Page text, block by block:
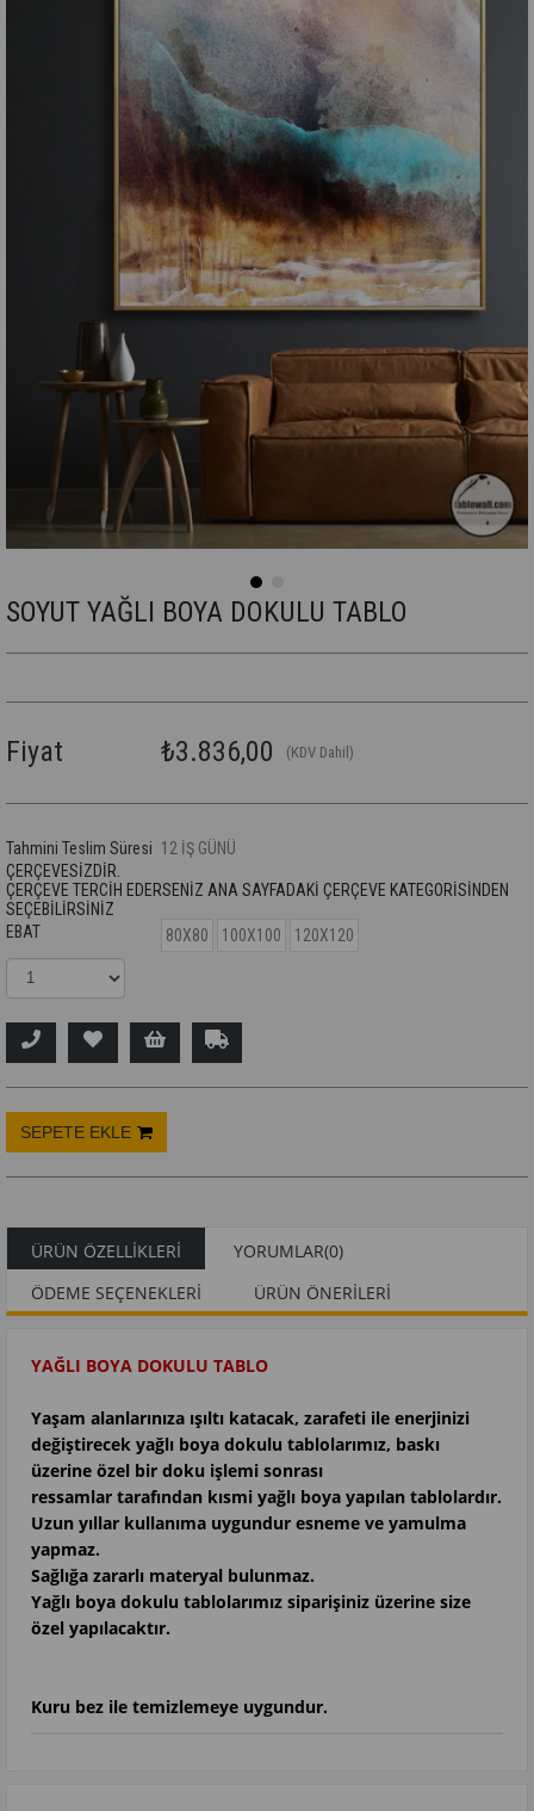
SOYUT YAĞLI BOYA DOKULU TABLO
Fiyat ₺3.836,00 (KDV Dahil)
Tahmini Teslim Süresi 12 İŞ GÜNÜ
ÇERÇEVESİZDİR.
ÇERÇEVE TERCİH EDERSENİZ ANA SAYFADAKİ ÇERÇEVE KATEGORİSİNDEN
SEÇEBİLİRSİNİZ
EBAT
80X80 100X100 120X120
ÜRÜN ÖZELLIKLERI YORUMLAR(0)
ÖDEME SEÇENEKLERI
ÜRÜN ÖNERILERI
YAĞLI BOYA DOKULU TABLO
Yaşam alanlarınıza ışıltı katacak, zarafeti ile enerjinizi
değiştirecek yağlı boya dokulu tablolarımız, baskı
üzerine özel bir doku işlemi sonrası
ressamlar tarafından kısmi yağlı boya yapılan tablolardır.
Uzun yıllar kullanıma uygundur esneme ve yamulma
yapmaz.
Sağlığa zararlı materyal bulunmaz.
Yağlı boya dokulu tablolarımız siparişiniz üzerine size
özel yapılacaktır.
Kuru bez ile temizlemeye uygundur.